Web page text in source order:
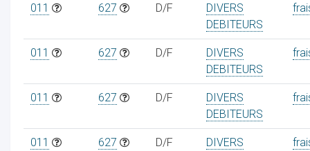
011 627 D/F
DIVERS
DEBITEURS
011 627 D/F
DIVERS
DEBITEURS
011 627 D/F
DIVERS
DEBITEURS
011 627 D/F DIVERS